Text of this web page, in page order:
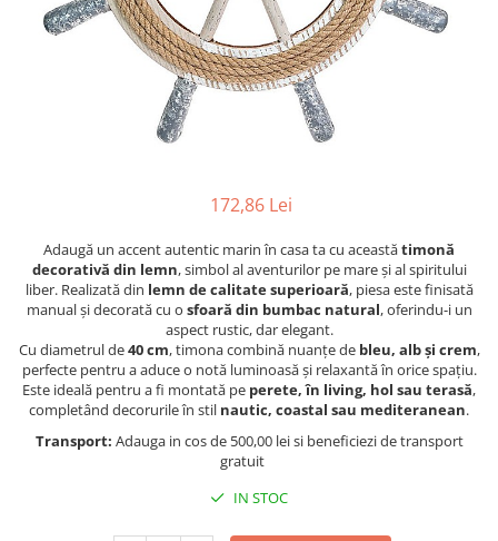
Barci, vapoare, ambarcatiuni
Decoratiuni care se agata
172,86 Lei
Adaugă un accent autentic marin în casa ta cu aceastătimonă
decorativă din lemn, simbol al aventurilor pe mare și al spiritului
liber. Realizată din lemn de calitate superioară, piesa este finisată
manual și decorată cu o sfoară din bumbac natural, oferindu-i un
aspect rustic, dar elegant.
Cu diametrul de40 cm, timona combină nuanțe de bleu, alb și crem,
perfecte pentru a aduce o notă luminoasă și relaxantă în orice spațiu.
Este ideală pentru a fi montată pe perete, în living, hol sau terasă,
completând decorurile în stil nautic, coastal sau mediteranean.
Transport: Adauga in cos de 500,00 lei si beneficiezi de transport
gratuit
IN STOC